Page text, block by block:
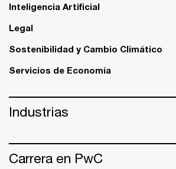
Inteligencia Artificial
Legal
Sostenibilidad y Cambio Climático
Servicios de Economía
Industrias
Carrera en PwC